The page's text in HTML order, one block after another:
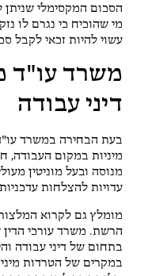
מי שהוכיח כי נגרם לו
עשוי להיות זכאי לקבל
משרד עו"ד
דיני עבודה
בעת הבחירה במשרד
מיניות במקום העבודה,
מנוסה ובעל מוניטין
עדויות להצלחות
מומלץ גם לקרוא
הרשת. משרד עורכי
בתחום של דיני עבודה
במקרים של הטרדות